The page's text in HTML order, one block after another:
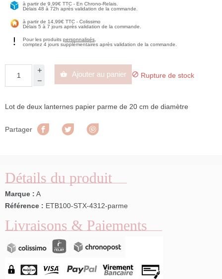
à partir de 9,99€ TTC - En Chrono-Relais.
Délais 48 à 72h après validation de la commande.
à partir de 14,99€ TTC - Colissimo
Délais 5 à 7 jours après validation de la commande.
Pour les produits personnalisés
comptez 4 jours supplémentaires après validation de la commande.
 Ajouter au panier  Rupture de stock
Lot de deux lanternes papier parme de 20 cm de diamètre
Partager Partager Tweet
Détails du produit
Marque : A
Référence : ETB100-STX-4312-parme
Livraisons & Paiements